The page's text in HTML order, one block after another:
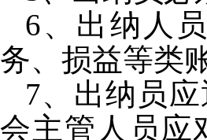
6、出纳人
务、损益等类
7、出纳员
会主管人员应